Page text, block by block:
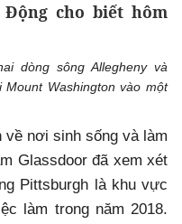
cho biết hôm
dòng sông Allegheny và
Washington vào một
nơi sinh sống và làm
Glassdoor đã xem xét
Pittsburgh là khu vực
làm trong năm 2018.